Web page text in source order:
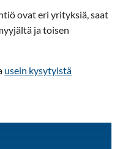
ovat eri yrityksiä, saat
ja toisen
usein kysytyistä